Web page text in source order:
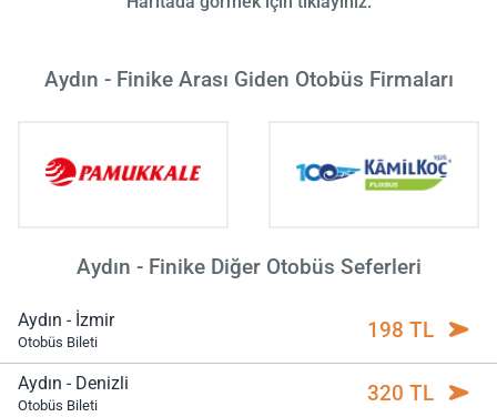
Aydın - Finike Arası Giden Otobüs Firmaları
Aydın - Finike Diğer Otobüs Seferleri
Aydın - İzmir
Otobüs Bileti 198 TL
Aydın - Denizli
Otobüs Bileti 320 TL